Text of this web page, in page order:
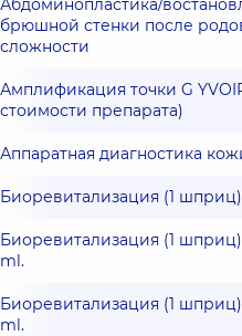
Абдоминопластика/
брюшной стенки после
сложности
Амплификация точки G
стоимости препарата)
Аппаратная диагностика
Биоревитализация (1
Биоревитализация (1 шприц)
ml.
Биоревитализация (1 шприц)
ml.